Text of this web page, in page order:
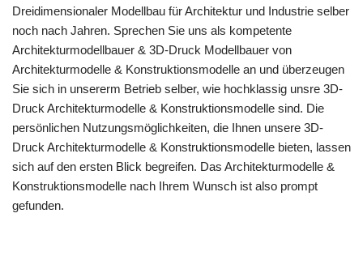
Dreidimensionaler Modellbau für Architektur und Industrie selber
noch nach Jahren. Sprechen Sie uns als kompetente
Architekturmodellbauer & 3D-Druck Modellbauer von
Architekturmodelle & Konstruktionsmodelle an und überzeugen
Sie sich in unsererm Betrieb selber, wie hochklassig unsre 3D-
Druck Architekturmodelle & Konstruktionsmodelle sind. Die
persönlichen Nutzungsmöglichkeiten, die Ihnen unsere 3D-
Druck Architekturmodelle & Konstruktionsmodelle bieten, lassen
sich auf den ersten Blick begreifen. Das Architekturmodelle &
Konstruktionsmodelle nach Ihrem Wunsch ist also prompt
gefunden.